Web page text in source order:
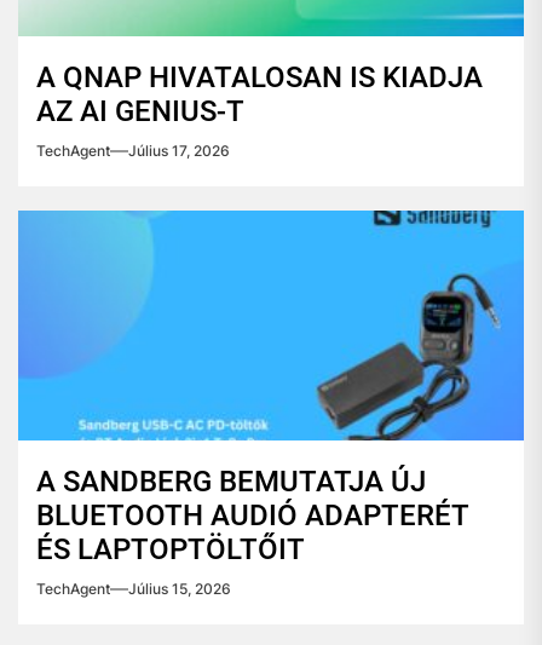
A QNAP HIVATALOSAN IS KIADJA
AZ AI GENIUS-T
TechAgent Július 17, 2026
A SANDBERG BEMUTATJA ÚJ
BLUETOOTH AUDIÓ ADAPTERÉT
ÉS LAPTOPTÖLTŐIT
TechAgent Július 15, 2026